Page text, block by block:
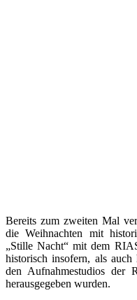
Bereits zum zweiten Mal
die Weihnachten mit
„Stille Nacht“ mit dem
historisch insofern, als
den Aufnahmestudios der
herausgegeben wurden.